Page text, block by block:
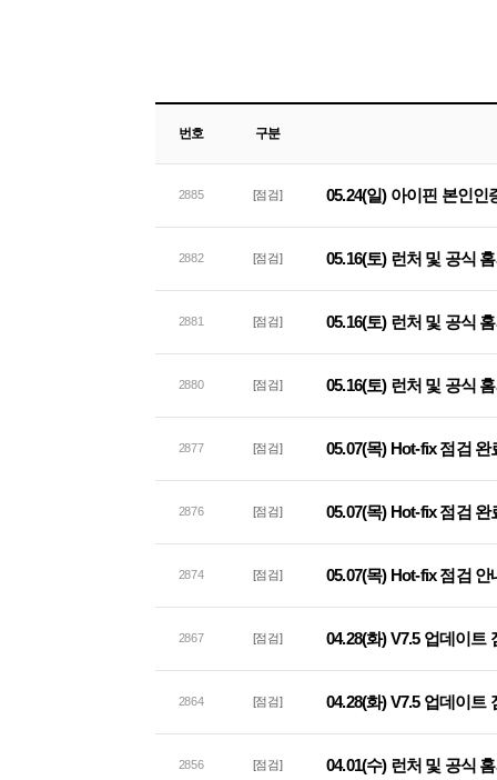
번호 구분
2885 [점검] 05.24(일) 아이핀 본인인
2882 [점검] 05.16(토) 런처 및 공식
2881 [점검] 05.16(토) 런처 및 공식
2880 [점검] 05.16(토) 런처 및 공식
2877 [점검] 05.07(목) Hot-fix 점검 완
2876 [점검] 05.07(목) Hot-fix 점검
2874 [점검] 05.07(목) Hot-fix 점검 안
2867 [점검] 04.28(화) V7.5 업데이트
2864 [점검] 04.28(화) V7.5 업데이트
2856 [점검] 04.01(수) 런처 및 공식